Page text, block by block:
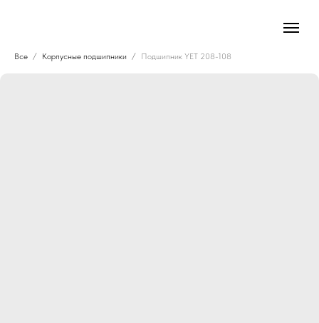
Все Корпусные подшипники Подшипник YET 208-108